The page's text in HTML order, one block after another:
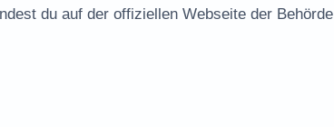
du auf der offiziellen Webseite der Behörde